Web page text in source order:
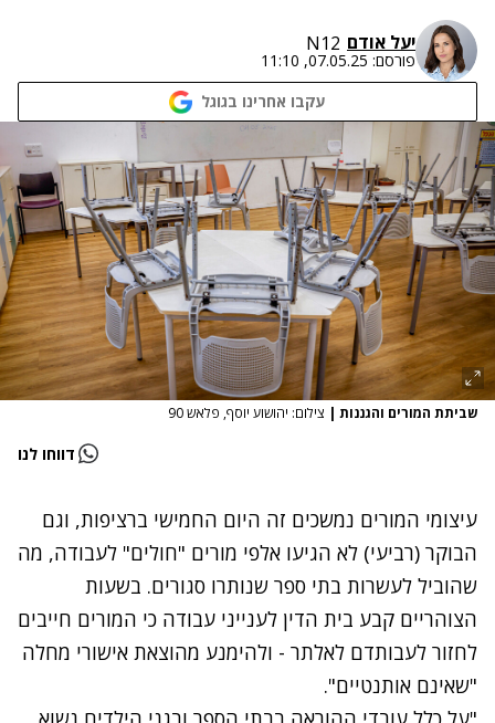
יעל אודם N12
פורסם: 07.05.25, 11:10
עקבו אחרינו בגוגל
שביתת המורים והגננות | צילום: יהושוע יוסף, פלאש 90
דווחו לנו
עיצומי המורים נמשכים זה היום החמישי ברציפות, וגם
הבוקר (רביעי) לא הגיעו אלפי מורים "חולים" לעבודה, מה
שהוביל לעשרות בתי ספר שנותרו סגורים. בשעות
הצוהריים קבע בית הדין לענייני עבודה כי המורים חייבים
לחזור לעבותדם לאלתר - ולהימנע מהוצאת אישורי מחלה
"שאינם אותנטיים".